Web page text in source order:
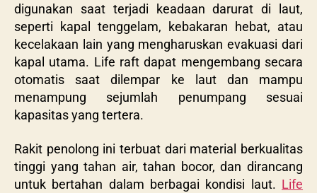
digunakan saat terjadi keadaan darurat di laut,
seperti kapal tenggelam, kebakaran hebat, atau
kecelakaan lain yang mengharuskan evakuasi dari
kapal utama. Life raft dapat mengembang secara
otomatis saat dilempar ke laut dan mampu
menampung sejumlah penumpang sesuai
kapasitas yang tertera.
Rakit penolong ini terbuat dari material berkualitas
tinggi yang tahan air, tahan bocor, dan dirancang
untuk bertahan dalam berbagai kondisi laut. Life